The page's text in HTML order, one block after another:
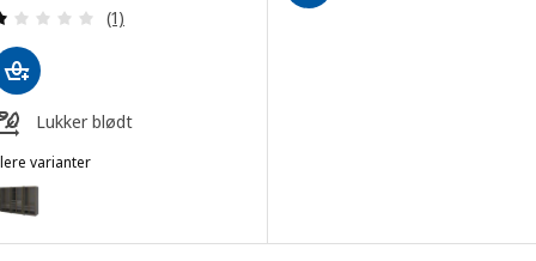
Anmeld: 1 ud af 5 Stjerner. Anmeldelser i alt:
(1)
Lukker blødt
varianter
/ TONSTADPAX / TONSTAD, Garderobekombination, mørkegrå brun/